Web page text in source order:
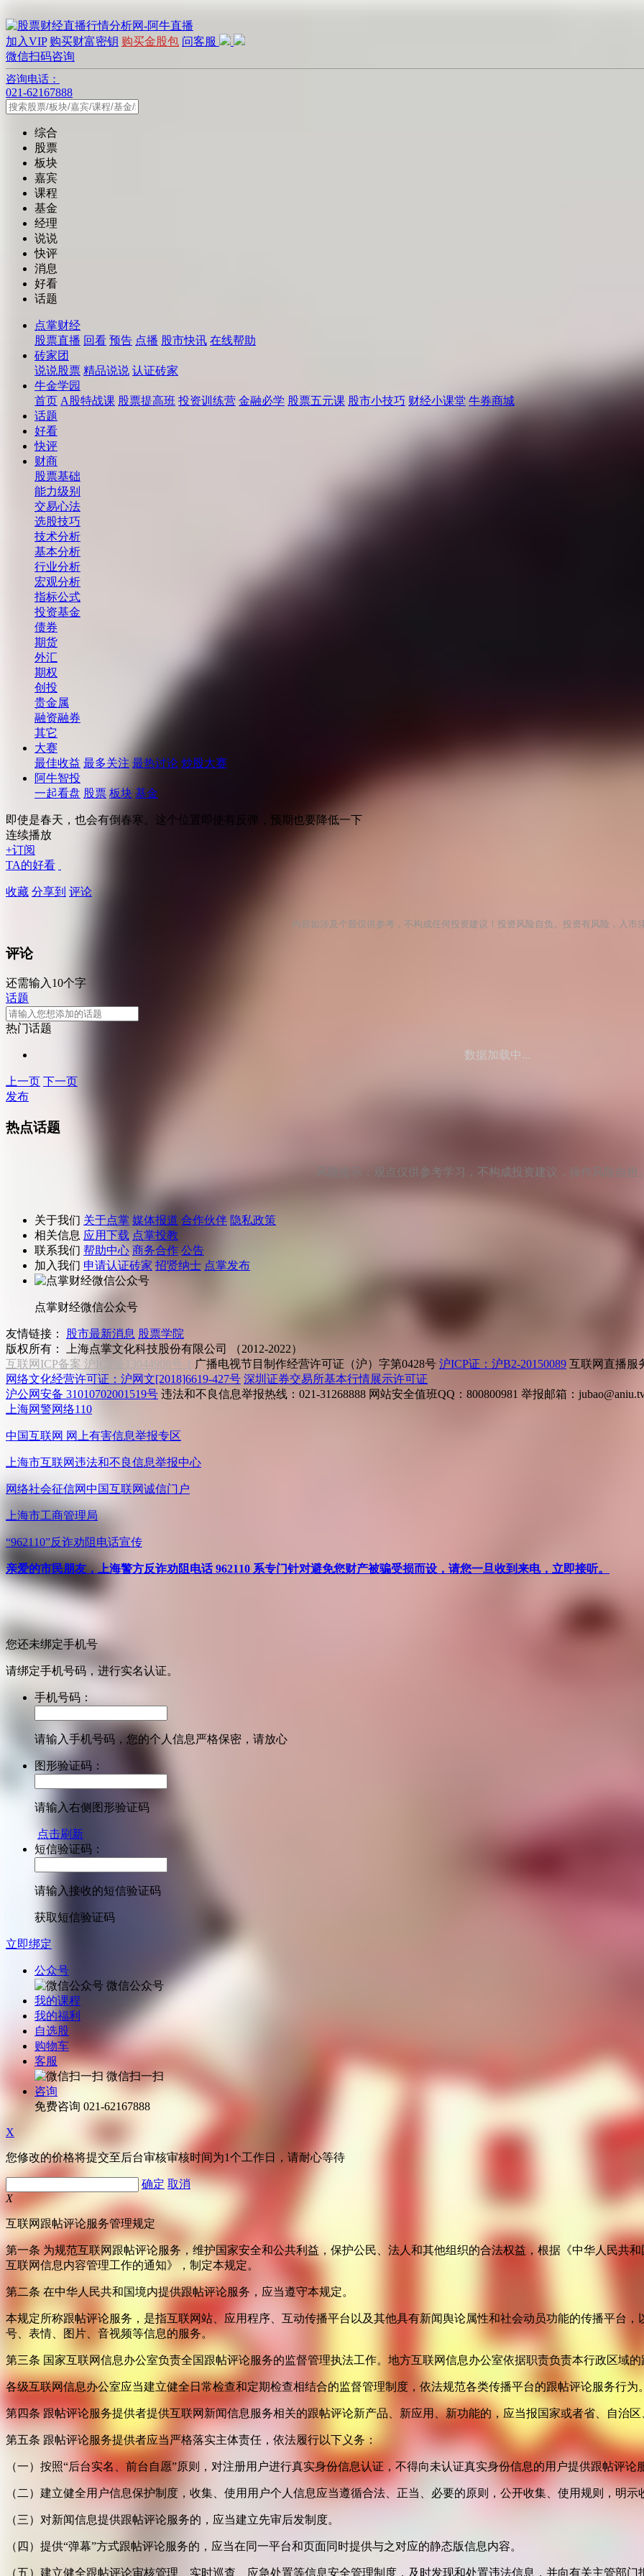
加入VIP 购买财富密钥 购买金股包 问客服
微信扫码咨询
咨询电话：
021-62167888
综合
股票
板块
嘉宾
课程
基金
经理
说说
快评
消息
好看
话题
点掌财经
股票直播 回看 预告 点播 股市快讯 在线帮助
砖家团
说说股票 精品说说 认证砖家
牛金学园
首页 A股特战课 股票提高班 投资训练营 金融必学 股票五元课 股市小技巧 财经小课堂 牛券商城
话题
好看
快评
财商
股票基础
能力级别
交易心法
选股技巧
技术分析
基本分析
行业分析
宏观分析
指标公式
投资基金
债券
期货
外汇
期权
创投
贵金属
融资融券
其它
大赛
最佳收益 最多关注 最热讨论 炒股大赛
阿牛智投
一起看盘 股票 板块 基金
即使是春天，也会有倒春寒。这个位置即使有反弹，预期也要降低一下
连续播放
+订阅
TA的好看
收藏 分享到 评论
内容如涉及个股仅供参考，不构成任何投资建议！投资风险自负。投资有风险，入市
评论
还需输入10个字
话题
热门话题
数据加载中...
上一页 下一页
发布
热点话题
风险提示：观点仅供参考学习，不构成投资建议，操作风险自担
关于我们 关于点掌 媒体报道 合作伙伴 隐私政策
相关信息 应用下载 点掌投教
联系我们 帮助中心 商务合作 公告
加入我们 申请认证砖家 招贤纳士 点掌发布
点掌财经微信公众号
友情链接： 股市最新消息 股票学院
版权所有：
上海点掌文化科技股份有限公司 （2012-2022）
互联网ICP备案 沪ICP备13044908号-1 广播电视节目制作经营许可证（沪）字第0428号 沪ICP证：沪B2-20150089 互联网直播服
网络文化经营许可证：沪网文[2018]6619-427号 深圳证券交易所基本行情展示许可证
沪公网安备 31010702001519号 违法和不良信息举报热线：021-31268888 网站安全值班QQ：800800981 举报邮箱：
上海网警网络110
中国互联网 网上有害信息举报专区
上海市互联网违法和不良信息举报中心
网络社会征信网中国互联网诚信门户
上海市工商管理局
“962110”反诈劝阻电话宣传
亲爱的市民朋友，上海警方反诈劝阻电话 962110 系专门针对避免您财产被骗受损而设，请您一旦收到来电，立即接听。
您还未绑定手机号
请绑定手机号码，进行实名认证。
手机号码：
请输入手机号码，您的个人信息严格保密，请放心
图形验证码：
请输入右侧图形验证码
点击刷新
短信验证码：
请输入接收的短信验证码
获取短信验证码
立即绑定
公众号
微信公众号
我的课程
我的福利
自选股
购物车
客服
微信扫一扫
咨询
免费咨询 021-62167888
X
您修改的价格将提交至后台审核审核时间为1个工作日，请耐心等待
确定 取消
X
互联网跟帖评论服务管理规定
第一条 为规范互联网跟帖评论服务，维护国家安全和公共利益，保护公民、法人和其他组织的合法权益，根据《中华人民共
互联网信息内容管理工作的通知》，制定本规定。
第二条 在中华人民共和国境内提供跟帖评论服务，应当遵守本规定。
本规定所称跟帖评论服务，是指互联网站、应用程序、互动传播平台以及其他具有新闻舆论属性和社会动员功能的传播平台
号、表情、图片、音视频等信息的服务。
第三条 国家互联网信息办公室负责全国跟帖评论服务的监督管理执法工作。地方互联网信息办公室依据职责负责本行政区域
各级互联网信息办公室应当建立健全日常检查和定期检查相结合的监督管理制度，依法规范各类传播平台的跟帖评论服务行为
第四条 跟帖评论服务提供者提供互联网新闻信息服务相关的跟帖评论新产品、新应用、新功能的，应当报国家或者省、自治
第五条 跟帖评论服务提供者应当严格落实主体责任，依法履行以下义务：
（一）按照“后台实名、前台自愿”原则，对注册用户进行真实身份信息认证，不得向未认证真实身份信息的用户提供跟帖评论
（二）建立健全用户信息保护制度，收集、使用用户个人信息应当遵循合法、正当、必要的原则，公开收集、使用规则，明
（三）对新闻信息提供跟帖评论服务的，应当建立先审后发制度。
（四）提供“弹幕”方式跟帖评论服务的，应当在同一平台和页面同时提供与之对应的静态版信息内容。
（五）建立健全跟帖评论审核管理、实时巡查、应急处置等信息安全管理制度，及时发现和处置违法信息，并向有关主管部门